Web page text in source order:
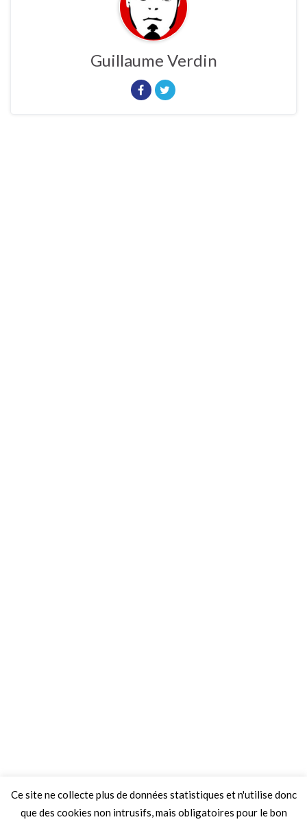
Guillaume Verdin
Ce site ne collecte plus de données statistiques et n'utilise donc
que des cookies non intrusifs, mais obligatoires pour le bon